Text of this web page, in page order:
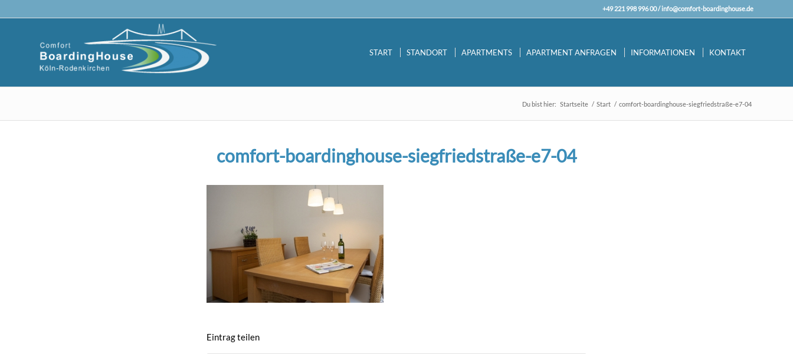
+49 221 998 996 00 /info@comfort-boardinghouse.de
START STANDORT APARTMENTS APARTMENT ANFRAGEN INFORMATIONEN KONTAKT
Du bist hier: Startseite / Start / comfort-boardinghouse-siegfriedstraße-e7-04
comfort-boardinghouse-siegfriedstraße-e7-04
Eintrag teilen